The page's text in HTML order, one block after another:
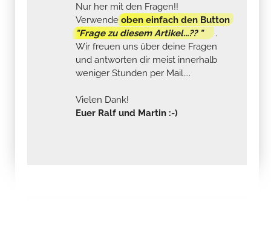
Nur her mit den Fragen!!
Verwendeoben einfach den Button
"Frage zu diesem Artikel...?? "
.
Wir freuen uns über deine Fragen
und antworten dir meist innerhalb
weniger Stunden per Mail....
Vielen Dank!
Euer Ralf und Martin :-)